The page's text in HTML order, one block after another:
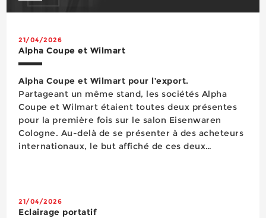
21/04/2026
Alpha Coupe et Wilmart
Alpha Coupe et Wilmart pour l’export.
Partageant un même stand, les sociétés Alpha
Coupe et Wilmart étaient toutes deux présentes
pour la première fois sur le salon Eisenwaren
Cologne. Au-delà de se présenter à des acheteurs
internationaux, le but affiché de ces deux
21/04/2026
Eclairage portatif